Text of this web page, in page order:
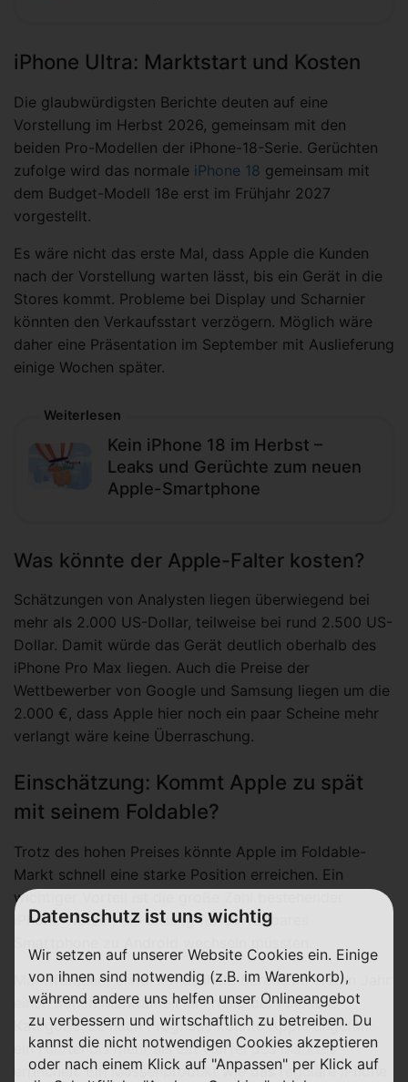
iPhone Ultra: Marktstart und Kosten
Die glaubwürdigsten Berichte deuten auf eine
Vorstellung im Herbst 2026, gemeinsam mit den
beiden Pro-Modellen der iPhone-18-Serie. Gerüchten
zufolge wird das normale iPhone 18 gemeinsam mit
dem Budget-Modell 18e erst im Frühjahr 2027
vorgestellt.
Es wäre nicht das erste Mal, dass Apple die Kunden
nach der Vorstellung warten lässt, bis ein Gerät in die
Stores kommt. Probleme bei Display und Scharnier
könnten den Verkaufsstart verzögern. Möglich wäre
daher eine Präsentation im September mit Auslieferung
einige Wochen später.
Weiterlesen
Kein iPhone 18 im Herbst –
Leaks und Gerüchte zum neuen
Apple-Smartphone
Was könnte der Apple-Falter kosten?
Schätzungen von Analysten liegen überwiegend bei
mehr als 2.000 US-Dollar, teilweise bei rund 2.500 US-
Dollar. Damit würde das Gerät deutlich oberhalb des
iPhone Pro Max liegen. Auch die Preise der
Wettbewerber von Google und Samsung liegen um die
2.000 €, dass Apple hier noch ein paar Scheine mehr
verlangt wäre keine Überraschung.
Einschätzung: Kommt Apple zu spät
mit seinem Foldable?
Trotz des hohen Preises könnte Apple im Foldable-
Markt schnell eine starke Position erreichen. Ein
wichtiger Vorteil ist die große Zahl bestehender
iPhone-Nutzer, die bislang für ein faltbares
Marktforscher erwarten deshalb bereits im ersten Jahr
einen hohen Marktanteil innerhalb der Foldable-
Kategorie. Je nach Prognose könnte Apple ungefähr
ein Fünftel bis mehr als ein Viertel des Marktes
erreichen. Ein Massenprodukt wie das reguläre iPhone
Datenschutz ist uns wichtig
Wir setzen auf unserer Website Cookies ein. Einige
von ihnen sind notwendig (z.B. im Warenkorb),
während andere uns helfen unser Onlineangebot
zu verbessern und wirtschaftlich zu betreiben. Du
kannst die nicht notwendigen Cookies akzeptieren
oder nach einem Klick auf "Anpassen" per Klick auf